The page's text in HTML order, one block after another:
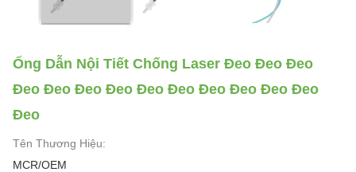
Ống Dẫn Nội Tiết Chống Laser Đeo Đeo Đeo
Đeo Đeo Đeo Đeo Đeo Đeo Đeo Đeo Đeo Đeo
Đeo
Tên Thương Hiệu:
MCR/OEM